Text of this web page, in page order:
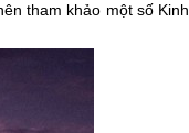
tham khảo một số Kinh